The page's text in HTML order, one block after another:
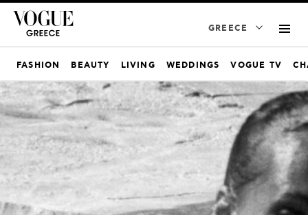
GREECE
FASHION BEAUTY LIVING WEDDINGS VOGUE TV